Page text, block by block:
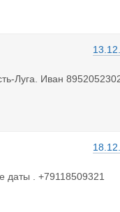
Луга. Иван
даты . +79118509321